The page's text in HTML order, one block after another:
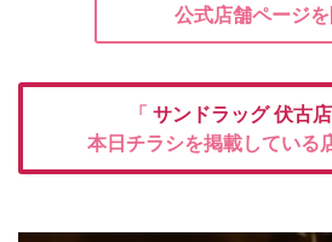
公式店舗ページを
「 サンドラッグ伏古店
本日チラシを掲載している